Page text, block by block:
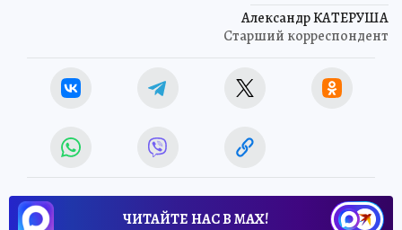
Александр КАТЕРУША
Старший корреспондент
ЧИТАЙТЕ НАС В МАХ!